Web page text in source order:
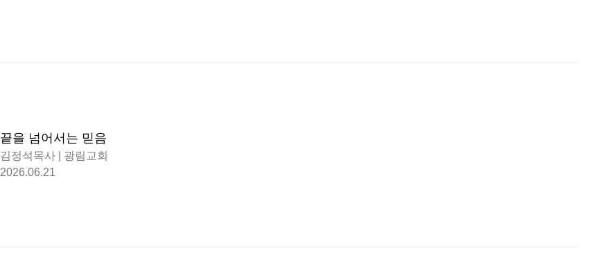
끝을 넘어서는 믿음
김정석목사 | 광림교회
2026.06.21